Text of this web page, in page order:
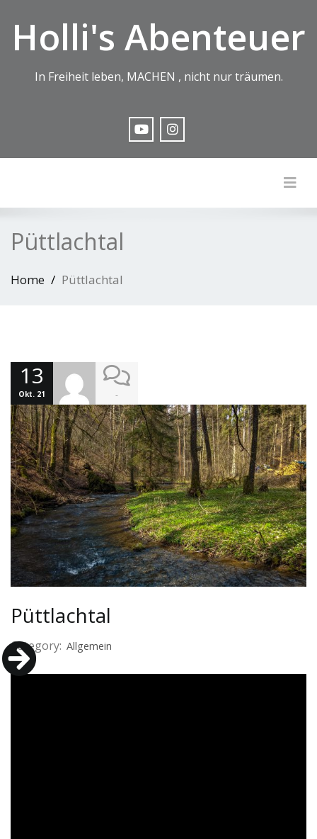
Holli's Abenteuer
In Freiheit leben, MACHEN , nicht nur träumen.
Püttlachtal
Home Püttlachtal
13
Okt. 21 -
Püttlachtal
Category: Allgemein